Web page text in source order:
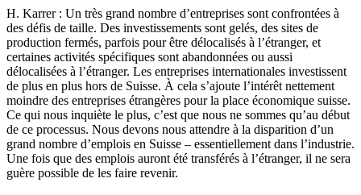
H. Karrer: Un très grand nombre d’entreprises sont confrontées à
des défis de taille. Des investissements sont gelés, des sites de
production fermés, parfois pour être délocalisés à l’étranger, et
certaines activités spécifiques sont abandonnées ou aussi
délocalisées à l’étranger. Les entreprises internationales investissent
de plus en plus hors de Suisse. À cela s’ajoute l’intérêt nettement
moindre des entreprises étrangères pour la place économique suisse.
Ce qui nous inquiète le plus, c’est que nous ne sommes qu’au début
de ce processus. Nous devons nous attendre à la disparition d’un
grand nombre d’emplois en Suisse – essentiellement dans l’industrie.
Une fois que des emplois auront été transférés à l’étranger, il ne sera
guère possible de les faire revenir.